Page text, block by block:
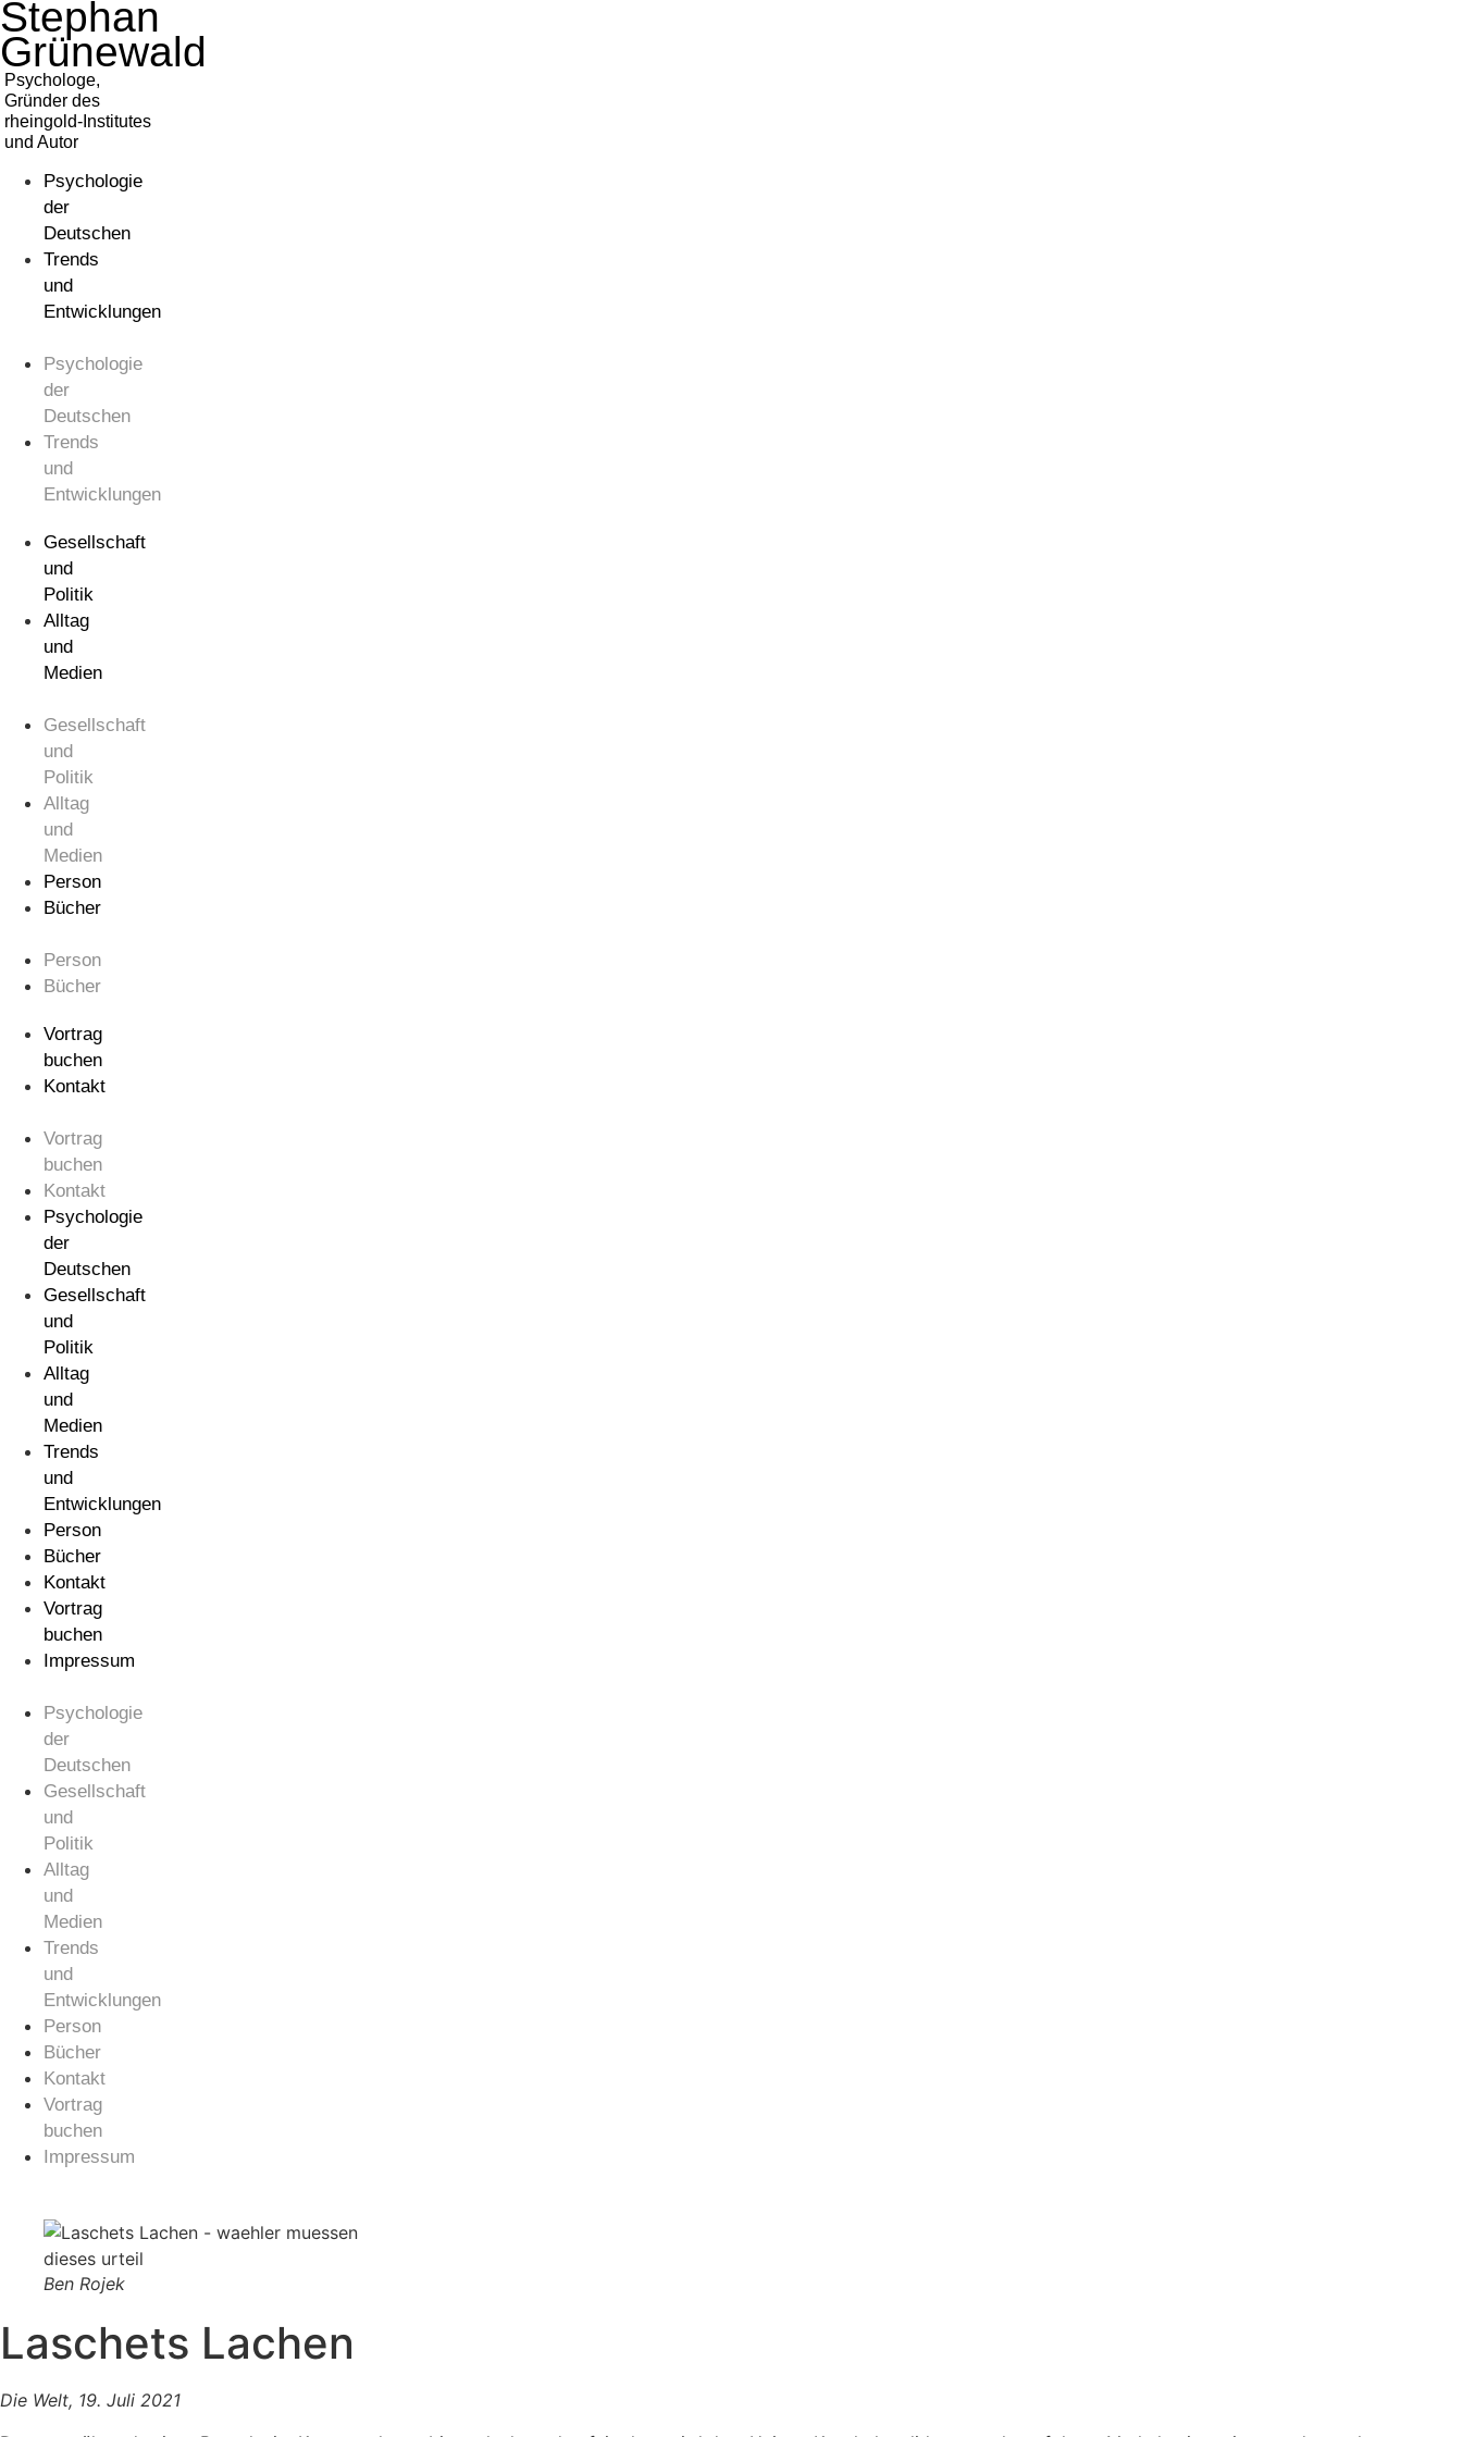
Zum
Inhalt
springen
Stephan
Grünewald
Psychologe,
Gründer des
rheingold-Institutes
und Autor
Psychologie
der
Deutschen
Trends
und
Entwicklungen
Psychologie
der
Deutschen
Trends
und
Entwicklungen
Gesellschaft
und
Politik
Alltag
und
Medien
Gesellschaft
und
Politik
Alltag
und
Medien
Person
Bücher
Person
Bücher
Vortrag
buchen
Kontakt
Vortrag
buchen
Kontakt
Psychologie
der
Deutschen
Gesellschaft
und
Politik
Alltag
und
Medien
Trends
und
Entwicklungen
Person
Bücher
Kontakt
Vortrag
buchen
Impressum
Psychologie
der
Deutschen
Gesellschaft
und
Politik
Alltag
und
Medien
Trends
und
Entwicklungen
Person
Bücher
Kontakt
Vortrag
buchen
Impressum
Ben Rojek
Laschets Lachen
Die Welt, 19. Juli 2021